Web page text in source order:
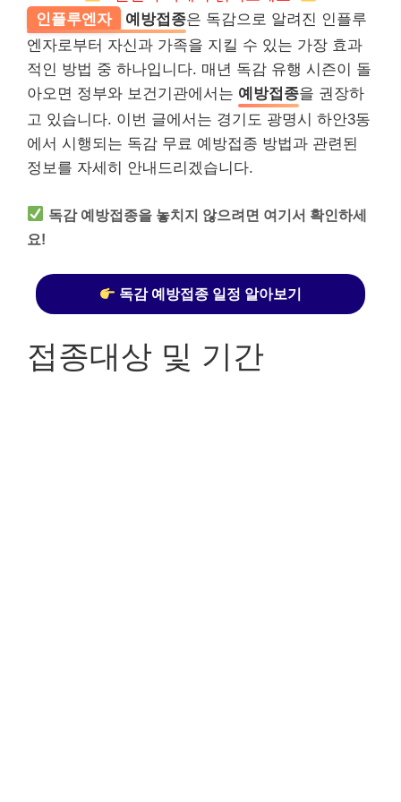
인플루엔자
예방접종은 독감으로 알려진 인플루
엔자로부터 자신과 가족을 지킬 수 있는 가장 효과
적인 방법 중 하나입니다. 매년 독감 유행 시즌이 돌
아오면 정부와 보건기관에서는 예방접종을 권장하
고 있습니다. 이번 글에서는 경기도 광명시 하안3동
에서 시행되는 독감 무료 예방접종 방법과 관련된
정보를 자세히 안내드리겠습니다.
독감 예방접종을 놓치지 않으려면 여기서 확인하세
요!
독감 예방접종 일정 알아보기
접종대상 및 기간